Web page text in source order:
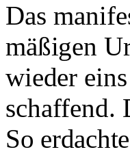
Das
mäßigen
wieder
schaffend.
So